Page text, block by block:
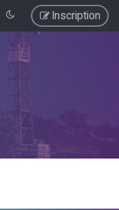
Inscription